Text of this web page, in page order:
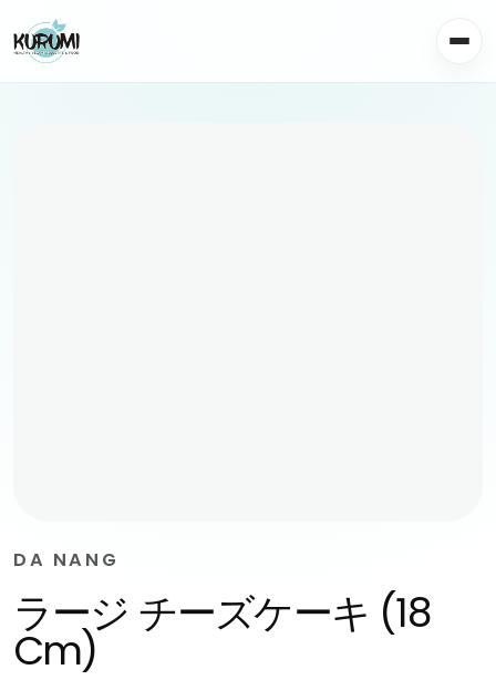
DA NANG
ラージ チーズケーキ (18
Cm)